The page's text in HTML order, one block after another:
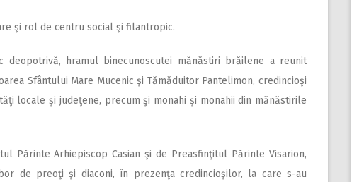
şi rol de centru social şi filantropic.
deopotrivă, hramul binecunoscutei mănăstiri brăilene a reunit
Sfântului Mare Mucenic şi Tămăduitor Pantelimon, credincioşi
locale şi judeţene, precum şi monahi şi monahii din mănăstirile
Părinte Arhiepiscop Casian şi de Preasfinţitul Părinte Visarion,
de preoţi şi diaconi, în prezenţa credincioşilor, la care s-au